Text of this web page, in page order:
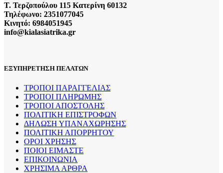
Τ. Τερζοπούλου 115 Κατερίνη 60132
Τηλέφωνο: 2351077045
Κινητό: 6984051945
info@kialasiatrika.gr
ΕΞΥΠΗΡΕΤΗΣΗ ΠΕΛΑΤΩΝ
ΤΡΟΠΟΙ ΠΑΡΑΓΓΕΛΙΑΣ
ΤΡΟΠΟΙ ΠΛΗΡΩΜΗΣ
ΤΡΟΠΟΙ ΑΠΟΣΤΟΛΗΣ
ΠΟΛΙΤΙΚΗ ΕΠΙΣΤΡΟΦΩΝ
ΔΗΛΩΣΗ ΥΠΑΝΑΧΩΡΗΣΗΣ
ΠΟΛΙΤΙΚΗ ΑΠΟΡΡΗΤΟΥ
ΟΡΟΙ ΧΡΗΣΗΣ
ΠΟΙΟΙ ΕΙΜΑΣΤΕ
ΕΠΙΚΟΙΝΩΝΙΑ
ΧΡΗΣΙΜΑ ΑΡΘΡΑ